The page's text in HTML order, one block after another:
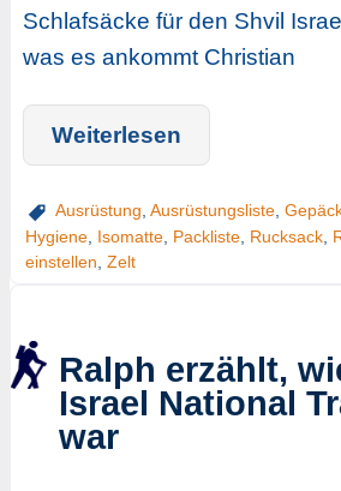
Schlafsäcke für den Shvil
was es ankommt Christian
Weiterlesen
Ausrüstung Ausrüstungsliste,
Hygiene, Isomatte, Packliste, Rucksack,
einstellen Zelt
Ralph erzählt,
Israel National
war